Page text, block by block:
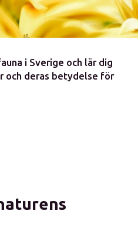
i Sverige och lär dig
och deras betydelse för